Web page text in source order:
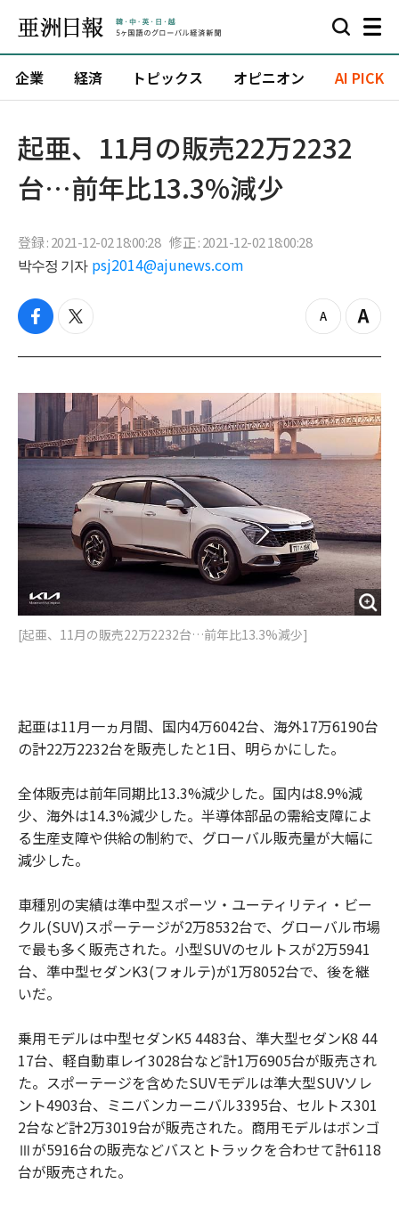
企業 経済 トピックス オピニオン AI PICK
起亜、11月の販売22万2232
台…前年比13.3%減少
登録 : 2021-12-02 18:00:28 修正 : 2021-12-02 18:00:28
박수정 기자 psj2014@ajunews.com
f
c
b
o
k
t
i
t
e
z
o
o
t
Z
o
i
n
[起亜、11月の販売22万2232台…前年比13.3%減少]
起亜は11月一ヵ月間、国内4万6042台、海外17万6190台
の計22万2232台を販売したと1日、明らかにした。
全体販売は前年同期比13.3%減少した。国内は8.9%減
少、海外は14.3%減少した。半導体部品の需給支障によ
る生産支障や供給の制約で、グローバル販売量が大幅に
減少した。
車種別の実績は準中型スポーツ・ユーティリティ・ビー
クル(SUV)スポーテージが2万8532台で、グローバル市場
で最も多く販売された。小型SUVのセルトスが2万5941
台、準中型セダンK3(フォルテ)が1万8052台で、後を継
いだ。
乗用モデルは中型セダンK5 4483台、準大型セダンK8 44
17台、軽自動車レイ3028台など計1万6905台が販売され
た。スポーテージを含めたSUVモデルは準大型SUVソレ
ント4903台、ミニバンカーニバル3395台、セルトス301
2台など計2万3019台が販売された。商用モデルはボンゴ
Ⅲが5916台の販売などバスとトラックを合わせて計6118
台が販売された。